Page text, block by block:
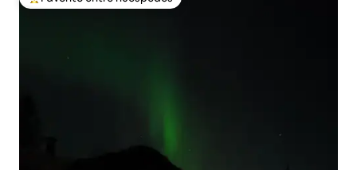
Favorito entre huéspedes preferido